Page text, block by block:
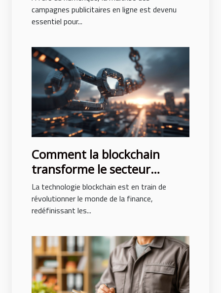
campagnes publicitaires en ligne est devenu
essentiel pour...
Comment la blockchain
transforme le secteur
bancaire et les opportunités
à venir
La technologie blockchain est en train de
révolutionner le monde de la finance,
redéfinissant les...